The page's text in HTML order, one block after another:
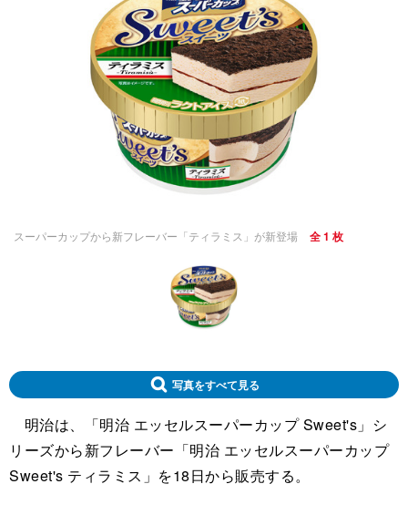
スーパーカップから新フレーバー「ティラミス」が新登場 全 1 枚
写真をすべて見る
明治は、「明治 エッセルスーパーカップ Sweet's」シ
リーズから新フレーバー「明治 エッセルスーパーカップ
Sweet's ティラミス」を18日から販売する。